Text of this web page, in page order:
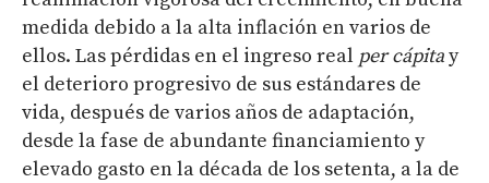
medida debido a la alta inflación en varios de
ellos. Las pérdidas en el ingreso real per cápitay
el deterioro progresivo de sus estándares de
vida, después de varios años de adaptación,
desde la fase de abundante financiamiento y
elevado gasto en la década de los setenta, a la de